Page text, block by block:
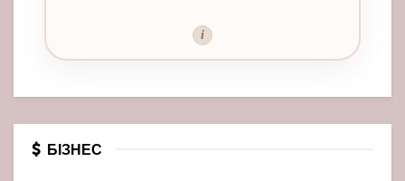
i
БІЗНЕС